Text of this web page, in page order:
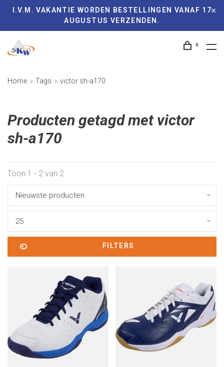
I.V.M. VAKANTIE WORDEN BESTELLINGEN VANAF 17
AUGUSTUS VERZENDEN.
0
Home Tags victor sh-a170
Producten getagd met victor
sh-a170
Toon 1 - 2 van 2
Nieuwste producten
25
FILTERS